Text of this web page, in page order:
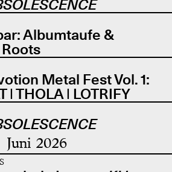
Albumtaufe &
Metal Fest Vol. 1:
| THOLA | LOTRIFY
Juni 2026